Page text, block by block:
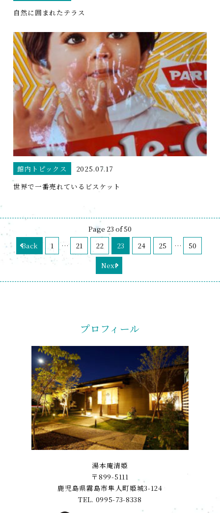
自然に囲まれたテラス
館内トピックス
2025.07.17
世界で一番売れているビスケット
Page 23 of 50
Back
1 … 21 22 23 24 25 …
50
Next
プロフィール
湯本庵清姫
〒899-5111
鹿児島県霧島市隼人町姫城3-124
TEL. 0995-73-8338